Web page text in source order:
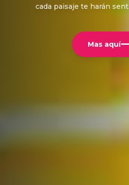
cada paisaje te harán
Mas aquí